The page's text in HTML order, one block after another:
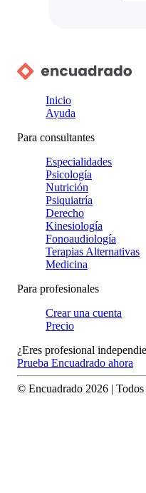
Inicio
Ayuda
Para consultantes
Especialidades
Psicología
Nutrición
Psiquiatría
Derecho
Kinesiología
Fonoaudiología
Terapias Alternativas
Medicina
Para profesionales
Crear una cuenta
Precio
¿Eres profesional
Prueba Encuadrado ahora
© Encuadrado 2026 |